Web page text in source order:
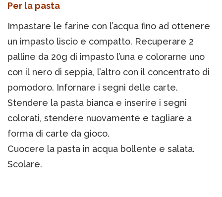
Per la pasta
Impastare le farine con l’acqua fino ad ottenere
un impasto liscio e compatto. Recuperare 2
palline da 20g di impasto l’una e colorarne uno
con il nero di seppia, l’altro con il concentrato di
pomodoro. Infornare i segni delle carte.
Stendere la pasta bianca e inserire i segni
colorati, stendere nuovamente e tagliare a
forma di carte da gioco.
Cuocere la pasta in acqua bollente e salata.
Scolare.